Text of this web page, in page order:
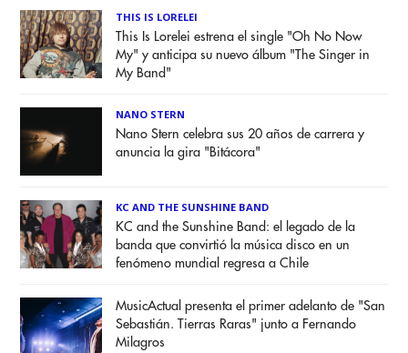
THIS IS LORELEI
This Is Lorelei estrena el single "Oh No Now
My" y anticipa su nuevo álbum "The Singer in
My Band"
NANO STERN
Nano Stern celebra sus 20 años de carrera y
anuncia la gira "Bitácora"
KC AND THE SUNSHINE BAND
KC and the Sunshine Band: el legado de la
banda que convirtió la música disco en un
fenómeno mundial regresa a Chile
MusicActual presenta el primer adelanto de "San
Sebastián. Tierras Raras" junto a Fernando
Milagros